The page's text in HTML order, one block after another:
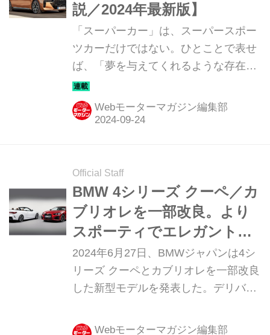
説／2024年最新版】
「スーパーカー」は、スーパースポー
ツカーだけではない。ひとことで表せ
ば、「夢を与えてくれるような存在」
だ。ここでは、国内外のそんな魅力あ
るモデルたちを簡単に紹介していこ
う。今回は、BMW i7 M70 xドライブ
Webモーターマガジン編集部
Official Staff
BMW 4シリーズ クーペ／カ
ブリオレを一部改良。より
スポーティでエレガントな
スタイルに
2024年6月27日、BMWジャパンは4シ
リーズ クーペとカブリオレを一部改良
した新型モデルを発表した。デリバリ
る。
Webモーターマガジン編集部